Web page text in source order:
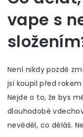
vape s
Není nikdy pozdě
jsi koupil před
Nejde o to, že bys
dlouhodobé
nevěděl, co děláš.